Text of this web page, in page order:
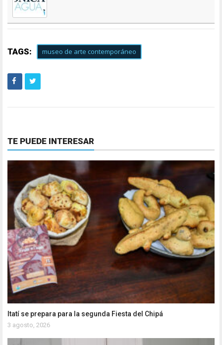
TAGS: museo de arte contemporáneo
TE PUEDE INTERESAR
Itatí se prepara para la segunda Fiesta del Chipá
3 agosto, 2026